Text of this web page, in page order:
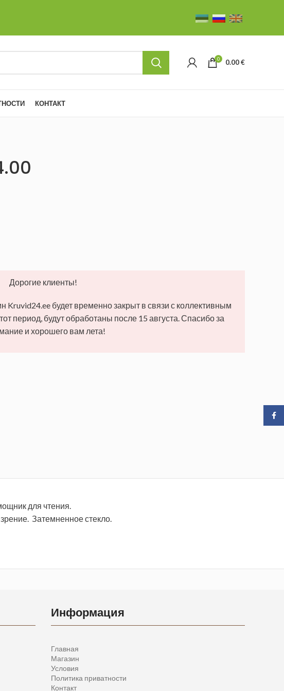
0 0.00€
КОНТАКТ
Дорогие клиенты!
Kruvid24.ee будет временно закрыт в связи с коллективным
период, будут обработаны после 15 августа. Спасибо за
и хорошего вам лета!
для чтения.
Затемненное стекло.
Информация
Главная
Магазин
Условия
Политика приватности
Контакт